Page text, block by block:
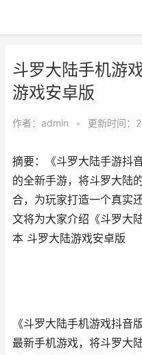
斗罗大陆手机游
游戏安卓版
作者： admin • 更新时间：
摘要：《斗罗大陆手游抖
的全新手游，将斗罗大陆
合，为玩家打造一个真实
文将为大家介绍《斗罗大
本 斗罗大陆游戏安卓版
《斗罗大陆手机游戏抖音
最新手机游戏，将斗罗大